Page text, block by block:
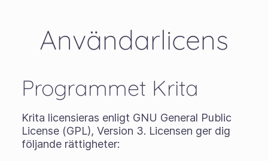
Användarlicens
Programmet Krita
Krita licensieras enligt GNU General Public
License (GPL), Version 3. Licensen ger dig
följande rättigheter: